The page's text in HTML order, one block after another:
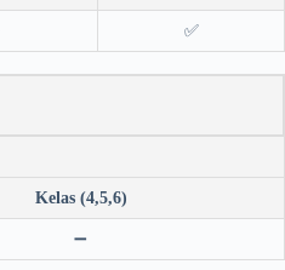
✅
Kelas (4,5,6)
➖